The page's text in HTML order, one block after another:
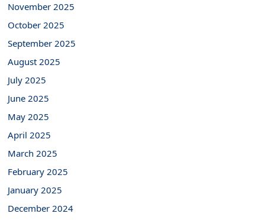
November 2025
October 2025
September 2025
August 2025
July 2025
June 2025
May 2025
April 2025
March 2025
February 2025
January 2025
December 2024